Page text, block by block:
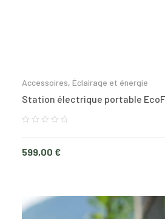
Accessoires, Éclairage et énergie
Station électrique portable
599,00 €